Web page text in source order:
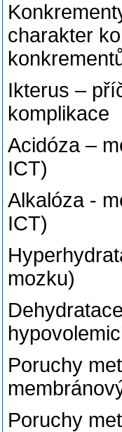
charakter
Ikterus –
komplikace
Acidóza –
ICT)
Alkalóza -
ICT)
mozku)
Poruchy
Poruchy